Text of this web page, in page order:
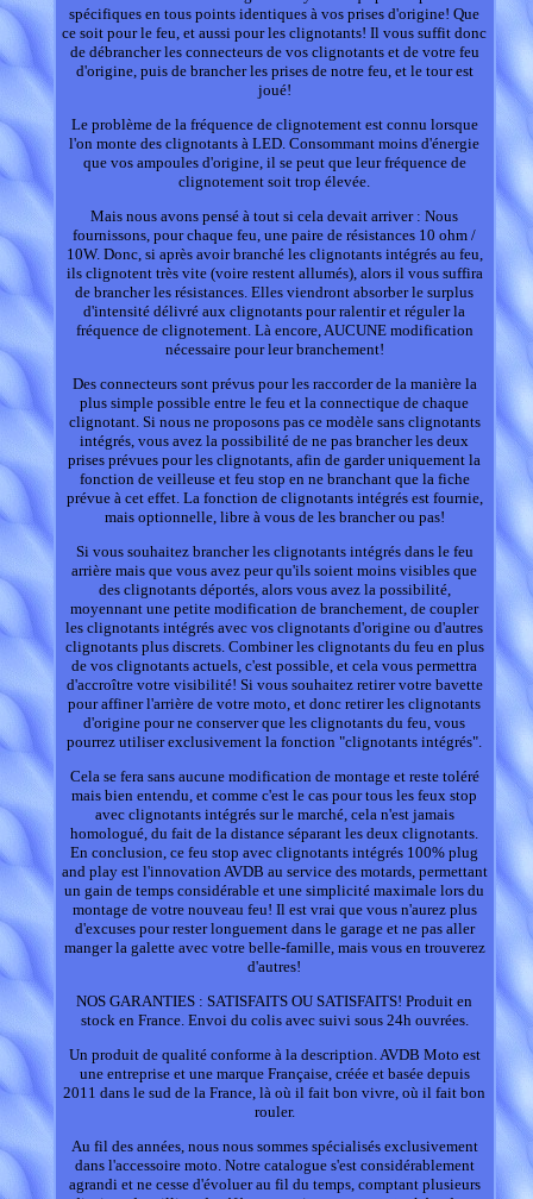
spécifiques en tous points identiques à vos prises d'origine! Que
ce soit pour le feu, et aussi pour les clignotants! Il vous suffit donc
de débrancher les connecteurs de vos clignotants et de votre feu
d'origine, puis de brancher les prises de notre feu, et le tour est
joué!
Le problème de la fréquence de clignotement est connu lorsque
l'on monte des clignotants à LED. Consommant moins d'énergie
que vos ampoules d'origine, il se peut que leur fréquence de
clignotement soit trop élevée.
Mais nous avons pensé à tout si cela devait arriver : Nous
fournissons, pour chaque feu, une paire de résistances 10 ohm /
10W. Donc, si après avoir branché les clignotants intégrés au feu,
ils clignotent très vite (voire restent allumés), alors il vous suffira
de brancher les résistances. Elles viendront absorber le surplus
d'intensité délivré aux clignotants pour ralentir et réguler la
fréquence de clignotement. Là encore, AUCUNE modification
nécessaire pour leur branchement!
Des connecteurs sont prévus pour les raccorder de la manière la
plus simple possible entre le feu et la connectique de chaque
clignotant. Si nous ne proposons pas ce modèle sans clignotants
intégrés, vous avez la possibilité de ne pas brancher les deux
prises prévues pour les clignotants, afin de garder uniquement la
fonction de veilleuse et feu stop en ne branchant que la fiche
prévue à cet effet. La fonction de clignotants intégrés est fournie,
mais optionnelle, libre à vous de les brancher ou pas!
Si vous souhaitez brancher les clignotants intégrés dans le feu
arrière mais que vous avez peur qu'ils soient moins visibles que
des clignotants déportés, alors vous avez la possibilité,
moyennant une petite modification de branchement, de coupler
les clignotants intégrés avec vos clignotants d'origine ou d'autres
clignotants plus discrets. Combiner les clignotants du feu en plus
de vos clignotants actuels, c'est possible, et cela vous permettra
d'accroître votre visibilité! Si vous souhaitez retirer votre bavette
pour affiner l'arrière de votre moto, et donc retirer les clignotants
d'origine pour ne conserver que les clignotants du feu, vous
pourrez utiliser exclusivement la fonction "clignotants intégrés".
Cela se fera sans aucune modification de montage et reste toléré
mais bien entendu, et comme c'est le cas pour tous les feux stop
avec clignotants intégrés sur le marché, cela n'est jamais
homologué, du fait de la distance séparant les deux clignotants.
En conclusion, ce feu stop avec clignotants intégrés 100% plug
and play est l'innovation AVDB au service des motards, permettant
un gain de temps considérable et une simplicité maximale lors du
montage de votre nouveau feu! Il est vrai que vous n'aurez plus
d'excuses pour rester longuement dans le garage et ne pas aller
manger la galette avec votre belle-famille, mais vous en trouverez
d'autres!
NOS GARANTIES : SATISFAITS OU SATISFAITS! Produit en
stock en France. Envoi du colis avec suivi sous 24h ouvrées.
Un produit de qualité conforme à la description. AVDB Moto est
une entreprise et une marque Française, créée et basée depuis
2011 dans le sud de la France, là où il fait bon vivre, où il fait bon
rouler.
Au fil des années, nous nous sommes spécialisés exclusivement
dans l'accessoire moto. Notre catalogue s'est considérablement
agrandi et ne cesse d'évoluer au fil du temps, comptant plusieurs